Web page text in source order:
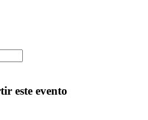
este evento